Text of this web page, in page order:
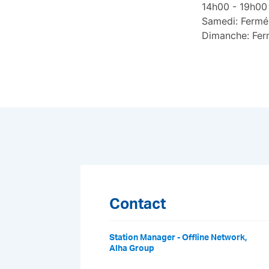
14h00 - 19h00
Samedi: Fermé
Dimanche:
Contact
Station Manager - Offline Network,
Alha Group